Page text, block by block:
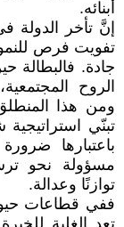
أبنائه.
إنَّ تأخر الدولة
تفويت فرص
جادة. فالبطالة
الروح
ومن هذا
تبنّي
باعتبارها
مسؤولة نحو
توازنًا وعدالة.
ففي قطاعات